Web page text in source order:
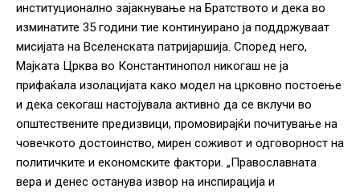
институционално зајакнување на Братството и дека во
изминатите 35 години тие континуирано ја поддржуваат
мисијата на Вселенската патријаршија. Според него,
Мајката Црква во Константинопол никогаш не ја
прифаќала изолацијата како модел на црковно постоење
и дека секогаш настојувала активно да се вклучи во
општествените предизвици, промовирајќи почитување на
човечкото достоинство, мирен соживот и одговорност на
политичките и економските фактори. „Православната
вера и денес останува извор на инспирација и